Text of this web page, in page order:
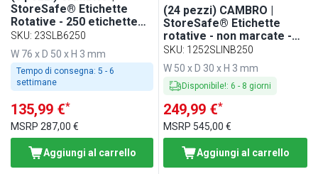
StoreSafe® Etichette
Rotative - 250 etichette
per rotolo
SKU: 23SLB6250
W 76 x D 50 x H 3 mm
Tempo di consegna: 5 - 6
settimane
135,99 €*
MSRP 287,00 €
Aggiungi al carrello
(24 pezzi) CAMBRO |
StoreSafe® Etichette
rotative - non marcate -
250 etichette per rotolo
SKU: 1252SLINB250
W 50 x D 30 x H 3 mm
Disponibile!: 6 - 8 giorni
249,99 €*
MSRP 545,00 €
Aggiungi al carrello